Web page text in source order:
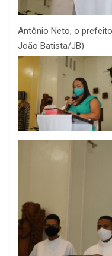
Antônio Neto, o
João Batista/JB)